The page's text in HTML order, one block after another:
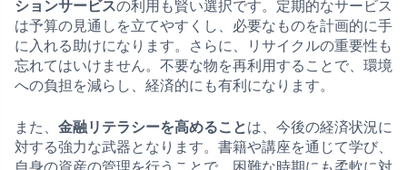
ションサービスの利用も賢い選択です。定期的なサービス
は予算の見通しを立てやすくし、必要なものを計画的に手
に入れる助けになります。さらに、リサイクルの重要性も
忘れてはいけません。不要な物を再利用することで、環境
への負担を減らし、経済的にも有利になります。
また、 金融リテラシーを高めることは、今後の経済状況に
対する強力な武器となります。書籍や講座を通じて学び、
自身の資産の管理を行うことで、困難な時期にも柔軟に対